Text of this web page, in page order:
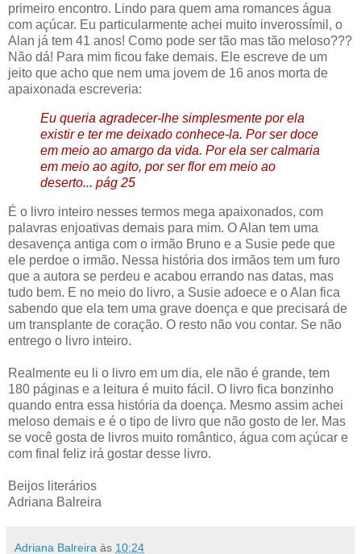
primeiro encontro. Lindo para quem ama romances água
com açúcar. Eu particularmente achei muito inverossímil, o
Alan já tem 41 anos! Como pode ser tão mas tão meloso???
Não dá! Para mim ficou fake demais. Ele escreve de um
jeito que acho que nem uma jovem de 16 anos morta de
apaixonada escreveria:
Eu queria agradecer-lhe simplesmente por ela
existir e ter me deixado conhece-la. Por ser doce
em meio ao amargo da vida. Por ela ser calmaria
em meio ao agito, por ser flor em meio ao
deserto... pág 25
É o livro inteiro nesses termos mega apaixonados, com
palavras enjoativas demais para mim. O Alan tem uma
desavença antiga com o irmão Bruno e a Susie pede que
ele perdoe o irmão. Nessa história dos irmãos tem um furo
que a autora se perdeu e acabou errando nas datas, mas
tudo bem. E no meio do livro, a Susie adoece e o Alan fica
sabendo que ela tem uma grave doença e que precisará de
um transplante de coração. O resto não vou contar. Se não
entrego o livro inteiro.
Realmente eu li o livro em um dia, ele não é grande, tem
180 páginas e a leitura é muito fácil. O livro fica bonzinho
quando entra essa história da doença. Mesmo assim achei
meloso demais e é o tipo de livro que não gosto de ler. Mas
se você gosta de livros muito romântico, água com açúcar e
com final feliz irá gostar desse livro.
Beijos literários
Adriana Balreira
Adriana Balreira às 10:24